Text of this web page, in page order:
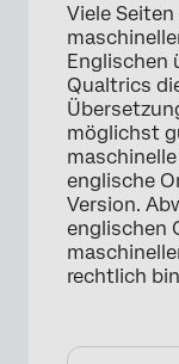
Viele
Englischen
Qualtrics
möglichst
englische
Version.
englischen
rechtlich